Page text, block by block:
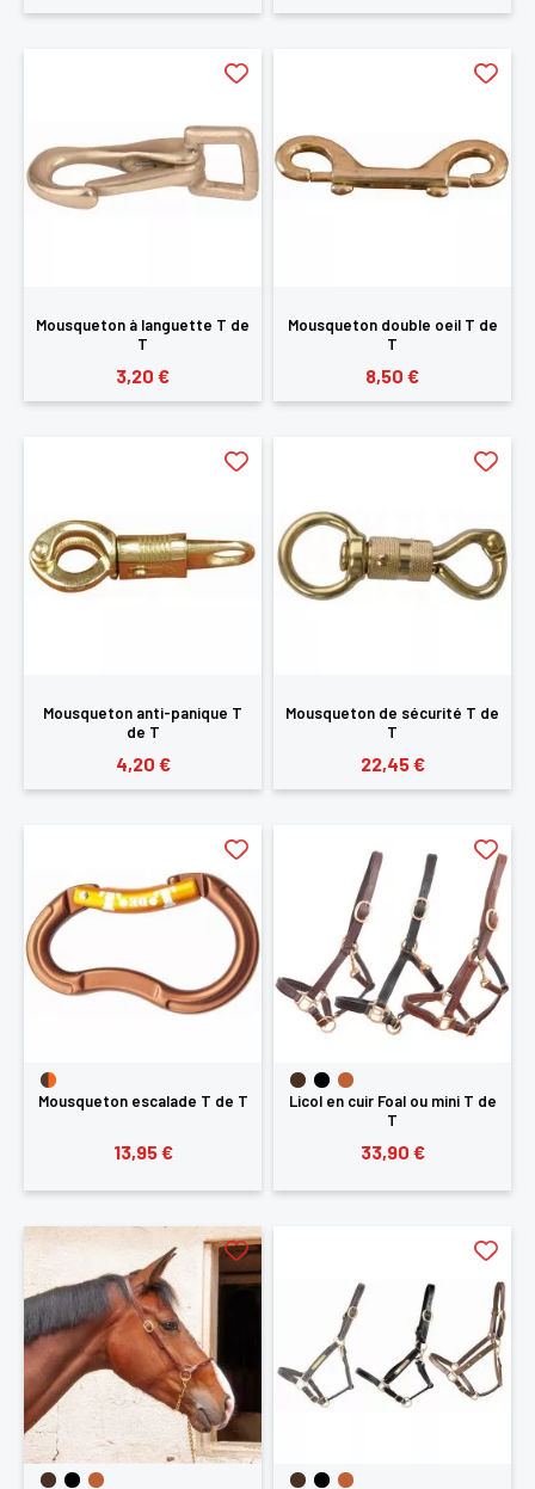
Mousqueton à languette T de
T
3,20 €
Mousqueton double oeil T de
T
8,50 €
Mousqueton anti-panique T
de T
4,20 €
Mousqueton de sécurité T de
T
22,45 €
Mousqueton escalade T de T
13,95 €
Licol en cuir Foal ou mini T de
T
33,90 €